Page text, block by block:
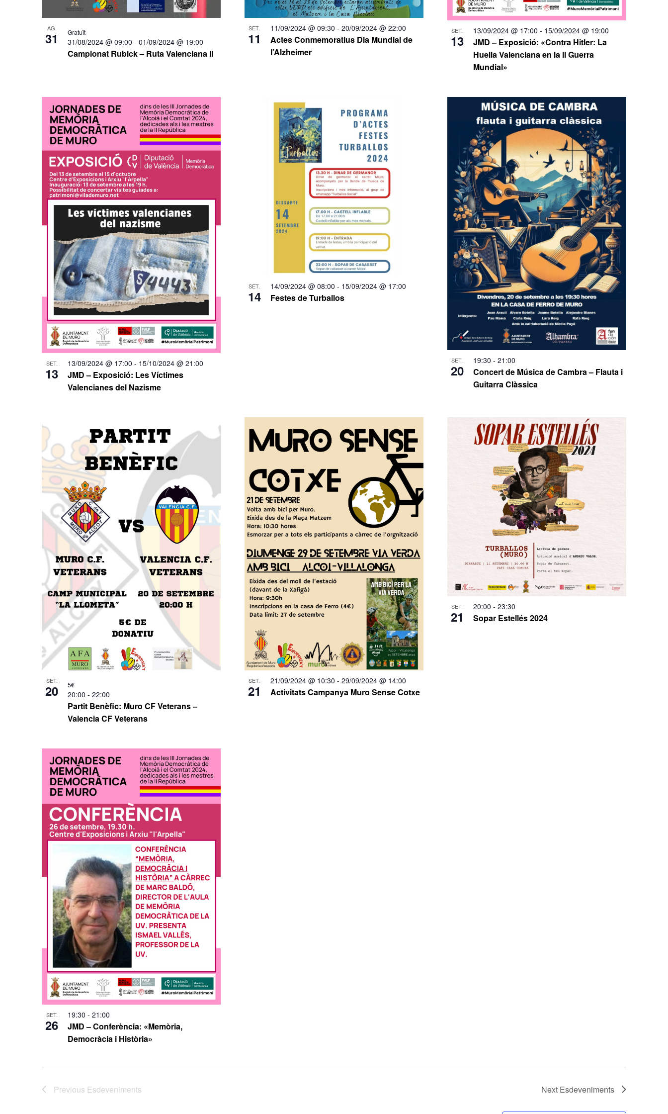
AG.
31
Campionat Rubick – Ruta Valenciana II
31/08/2024 @ 09:00 - 01/09/2024 @ 19:00
Gratuït SET.
11
Actes Conmemoratius Dia Mundial de
l’Alzheimer
11/09/2024 @ 09:30 - 20/09/2024 @ 22:00 SET.
13
JMD – Exposició: «Contra Hitler: La
Huella Valenciana en la II Guerra
Mundial»
13/09/2024 @ 17:00 - 15/09/2024 @ 19:00
SET.
13
JMD – Exposició: Les Víctimes
Valencianes del Nazisme
13/09/2024 @ 17:00 - 15/10/2024 @ 21:00
SET.
14 Festes de Turballos
14/09/2024 @ 08:00 - 15/09/2024 @ 17:00
SET.
20
Concert de Música de Cambra – Flauta i
Guitarra Clàssica
19:30 - 21:00
SET.
20
Partit Benèfic: Muro CF Veterans –
Valencia CF Veterans
20:00 - 22:00
5€ SET.
21 Activitats Campanya Muro Sense Cotxe
21/09/2024 @ 10:30 - 29/09/2024 @ 14:00
SET.
21 Sopar Estellés 2024
20:00 - 23:30
SET.
26
JMD – Conferència: «Memòria,
Democràcia i Història»
19:30 - 21:00
Previous Esdeveniments Next Esdeveniments